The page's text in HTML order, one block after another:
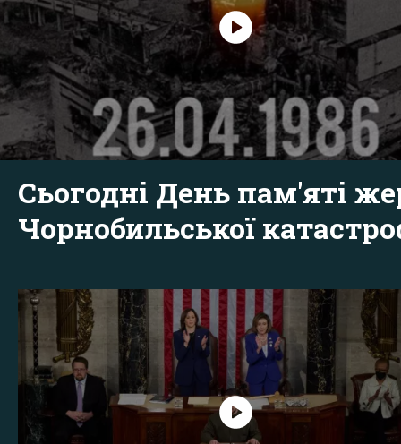
Сьогодні День пам'яті
Чорнобильської